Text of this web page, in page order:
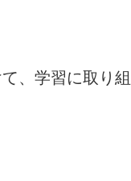
、学習に取り組